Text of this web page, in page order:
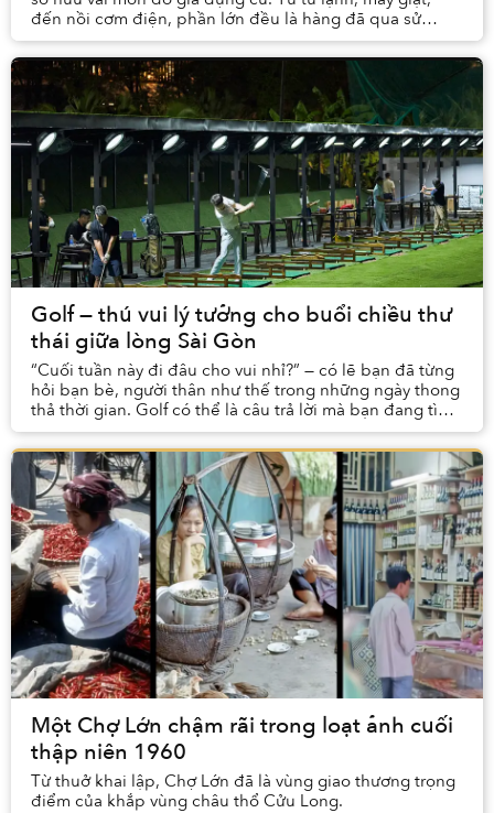
đến nồi cơm điện, phần lớn đều là hàng đã qua sử
dụng, được mang về từ nhiều nước khác nhau.
Golf — thú vui lý tưởng cho buổi chiều thư
thái giữa lòng Sài Gòn
“Cuối tuần này đi đâu cho vui nhỉ?” — có lẽ bạn đã từng
hỏi bạn bè, người thân như thế trong những ngày thong
thả thời gian. Golf có thể là câu trả lời mà bạn đang tìm
kiếm.
Một Chợ Lớn chậm rãi trong loạt ảnh cuối
thập niên 1960
Từ thuở khai lập, Chợ Lớn đã là vùng giao thương trọng
điểm của khắp vùng châu thổ Cửu Long.